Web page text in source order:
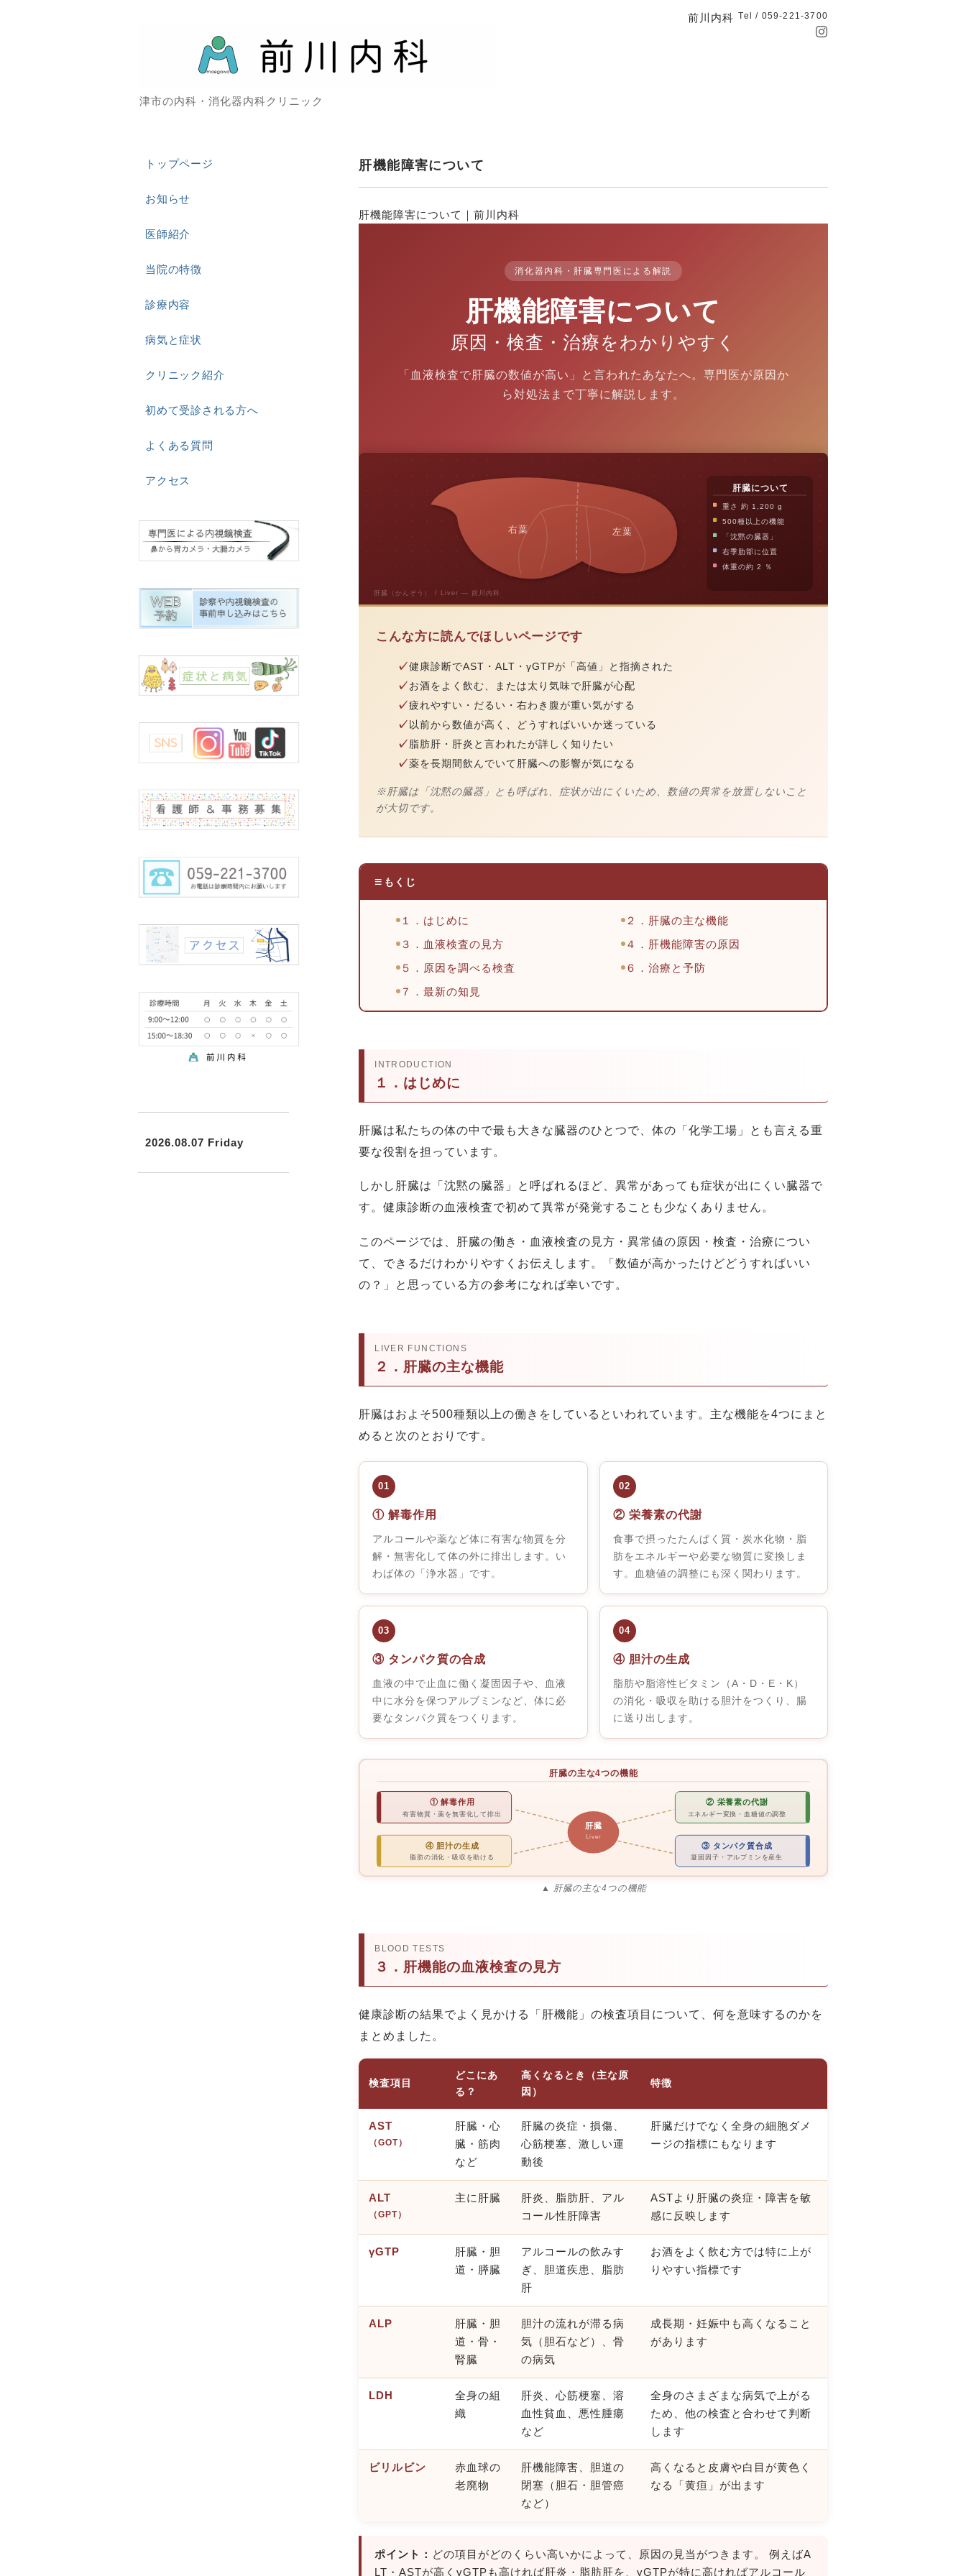
前川内科 Tel / 059-221-3700
津市の内科・消化器内科クリニック
肝機能障害について
肝機能障害について｜前川内科
消化器内科・肝臓専門医による解説
肝機能障害について
原因・検査・治療をわかりやすく
「血液検査で肝臓の数値が高い」と言われたあなたへ。専門医が原因か
ら対処法まで丁寧に解説します。
右葉 左葉
肝臓について
重さ 約 1,200 g
500種以上の機能
「沈黙の臓器」
右季肋部に位置
体重の約 2 ％
肝臓（かんぞう） / Liver — 前川内科
こんな方に読んでほしいページです
健康診断でAST・ALT・γGTPが「高値」と指摘された
お酒をよく飲む、または太り気味で肝臓が心配
疲れやすい・だるい・右わき腹が重い気がする
以前から数値が高く、どうすればいいか迷っている
脂肪肝・肝炎と言われたが詳しく知りたい
薬を長期間飲んでいて肝臓への影響が気になる
※肝臓は「沈黙の臓器」とも呼ばれ、症状が出にくいため、数値の異常を放置しないこと
が大切です。
もくじ
１．はじめに
２．肝臓の主な機能
３．血液検査の見方
４．肝機能障害の原因
５．原因を調べる検査
６．治療と予防
７．最新の知見
INTRODUCTION
１．はじめに
肝臓は私たちの体の中で最も大きな臓器のひとつで、体の「化学工場」とも言える重
要な役割を担っています。
しかし肝臓は「沈黙の臓器」と呼ばれるほど、異常があっても症状が出にくい臓器で
す。健康診断の血液検査で初めて異常が発覚することも少なくありません。
このページでは、肝臓の働き・血液検査の見方・異常値の原因・検査・治療につい
て、できるだけわかりやすくお伝えします。「数値が高かったけどどうすればいい
の？」と思っている方の参考になれば幸いです。
LIVER FUNCTIONS
２．肝臓の主な機能
肝臓はおよそ500種類以上の働きをしているといわれています。主な機能を4つにまと
めると次のとおりです。
01
① 解毒作用
アルコールや薬など体に有害な物質を分
解・無害化して体の外に排出します。い
わば体の「浄水器」です。
02
② 栄養素の代謝
食事で摂ったたんぱく質・炭水化物・脂
肪をエネルギーや必要な物質に変換しま
す。血糖値の調整にも深く関わります。
03
③ タンパク質の合成
血液の中で止血に働く凝固因子や、血液
中に水分を保つアルブミンなど、体に必
要なタンパク質をつくります。
04
④ 胆汁の生成
脂肪や脂溶性ビタミン（A・D・E・K）
の消化・吸収を助ける胆汁をつくり、腸
に送り出します。
肝臓の主な4つの機能
肝臓
Liver
① 解毒作用
有害物質・薬を無害化して排出
④ 胆汁の生成
脂肪の消化・吸収を助ける
② 栄養素の代謝
エネルギー変換・血糖値の調整
③ タンパク質合成
凝固因子・アルブミンを産生
▲ 肝臓の主な4つの機能
BLOOD TESTS
３．肝機能の血液検査の見方
健康診断の結果でよく見かける「肝機能」の検査項目について、何を意味するのかを
まとめました。
検査項目
どこにあ
る？
高くなるとき（主な原
因）
特徴
AST
（GOT）
肝臓・心
臓・筋肉
など
肝臓の炎症・損傷、
心筋梗塞、激しい運
動後
肝臓だけでなく全身の細胞ダメ
ージの指標にもなります
ALT
（GPT）
主に肝臓
肝炎、脂肪肝、アル
コール性肝障害
ASTより肝臓の炎症・障害を敏
感に反映します
γGTP
肝臓・胆
道・膵臓
アルコールの飲みす
ぎ、胆道疾患、脂肪
肝
お酒をよく飲む方では特に上が
りやすい指標です
ALP
肝臓・胆
道・骨・
腎臓
胆汁の流れが滞る病
気（胆石など）、骨
の病気
成長期・妊娠中も高くなること
があります
LDH
全身の組
織
肝炎、心筋梗塞、溶
血性貧血、悪性腫瘍
など
全身のさまざまな病気で上がる
ため、他の検査と合わせて判断
します
ビリルビン
赤血球の
老廃物
肝機能障害、胆道の
閉塞（胆石・胆管癌
など）
高くなると皮膚や白目が黄色く
なる「黄疸」が出ます
ポイント： どの項目がどのくらい高いかによって、原因の見当がつきます。 例えばA
LT・ASTが高くγGTPも高ければ肝炎・脂肪肝を、γGTPが特に高ければアルコール
トップページ
お知らせ
医師紹介
当院の特徴
診療内容
病気と症状
クリニック紹介
初めて受診される方へ
よくある質問
アクセス
2026.08.07 Friday